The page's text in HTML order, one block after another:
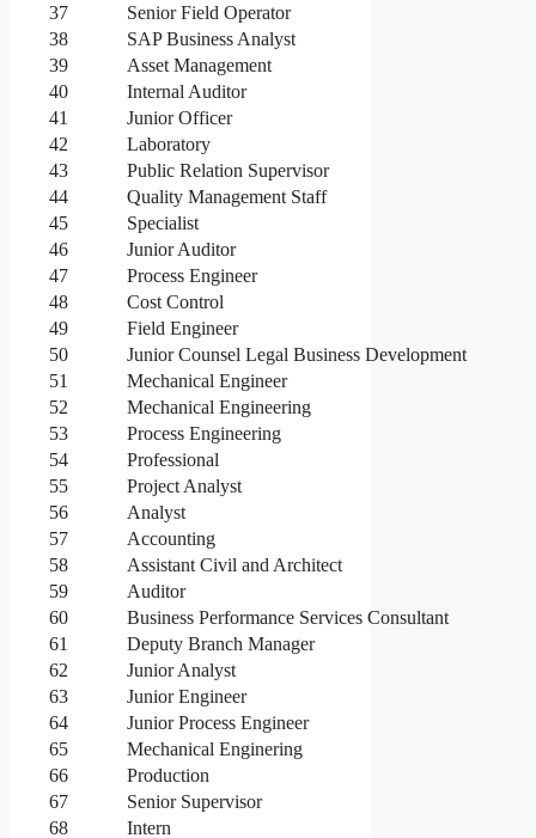
37
Senior Field Operator
38
SAP Business Analyst
39
Asset Management
40
Internal Auditor
41
Junior Officer
42
Laboratory
43
Public Relation Supervisor
44
Quality Management Staff
45
Specialist
46
Junior Auditor
47
Process Engineer
48
Cost Control
49
Field Engineer
50
Junior Counsel Legal Business Development
51
Mechanical Engineer
52
Mechanical Engineering
53
Process Engineering
54
Professional
55
Project Analyst
56
Analyst
57
Accounting
58
Assistant Civil and Architect
59
Auditor
60
Business Performance Services Consultant
61
Deputy Branch Manager
62
Junior Analyst
63
Junior Engineer
64
Junior Process Engineer
65
Mechanical Enginering
66
Production
67
Senior Supervisor
68
Intern